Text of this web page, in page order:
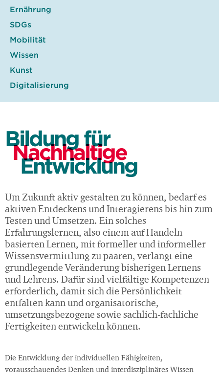
Ernährung
SDGs
Mobilität
Wissen
Kunst
Digitalisierung
Bildung für
Nachhaltige
Entwicklung
Um Zukunft aktiv gestalten zu können, bedarf es
aktiven Entdeckens und Interagierens bis hin zum
Testen und Umsetzen. Ein solches
Erfahrungslernen, also einem auf Handeln
basierten Lernen, mit formeller und informeller
Wissensvermittlung zu paaren, verlangt eine
grundlegende Veränderung bisherigen Lernens
und Lehrens. Dafür sind vielfältige Kompetenzen
erforderlich, damit sich die Persönlichkeit
entfalten kann und organisatorische,
umsetzungsbezogene sowie sachlich-fachliche
Fertigkeiten entwickeln können.
Die Entwicklung der individuellen Fähigkeiten,
vorausschauendes Denken und interdisziplinäres Wissen